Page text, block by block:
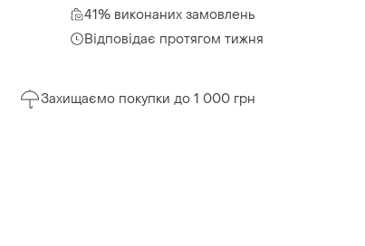
41% виконаних замовлень
Відповідає протягом тижня
Захищаємо покупки до 1 000 грн